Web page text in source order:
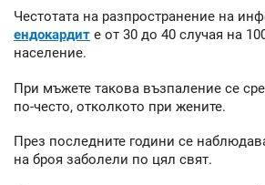
Честотата на разпространение на
ендокардит е от 30 до 40 случая на
население.
При мъжете такова възпаление се
по-често, отколкото при жените.
През последните години се
на броя заболели по цял свят.